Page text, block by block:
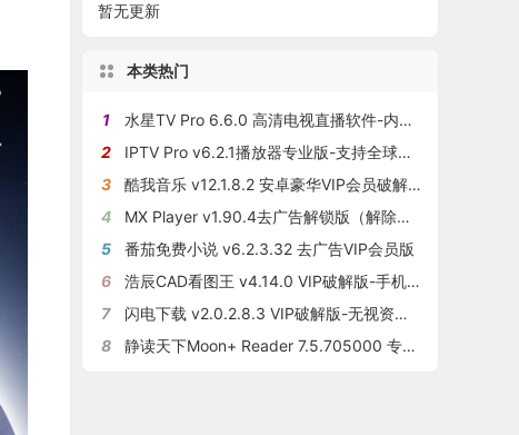
暂无更新
本类热门
1
水星TV Pro 6.6.0 高清电视直播软件-内置源无限制使用
2
IPTV Pro v6.2.1播放器专业版-支持全球频道直播源-全部功能已解锁
3
酷我音乐 v12.1.8.2 安卓豪华VIP会员破解版-可免费下载高品质无损音乐
4
MX Player v1.90.4去广告解锁版（解除所有限制）安卓平台多媒体播放器
5
番茄免费小说 v6.2.3.32 去广告VIP会员版
6
浩辰CAD看图王 v4.14.0 VIP破解版-手机打开CAD查看、编辑、批注
7
闪电下载 v2.0.2.8.3 VIP破解版-无视资源审查-万能下载神器
8
静读天下Moon+ Reader 7.5.705000 专业版破解版